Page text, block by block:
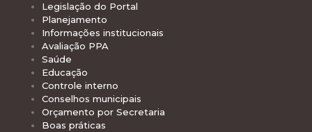
Legislação do Portal
Planejamento
Informações institucionais
Avaliação PPA
Saúde
Educação
Controle interno
Conselhos municipais
Orçamento por Secretaria
Boas práticas